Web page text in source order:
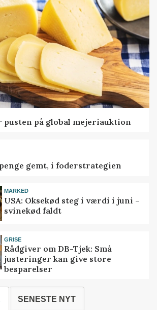
pusten på global mejeriauktion
gemt, i foderstrategien
MARKED
USA: Oksekød steg i værdi i juni –
svinekød faldt
GRISE
Rådgiver om DB-Tjek: Små
justeringer kan give store
besparelser
SENESTE NYT